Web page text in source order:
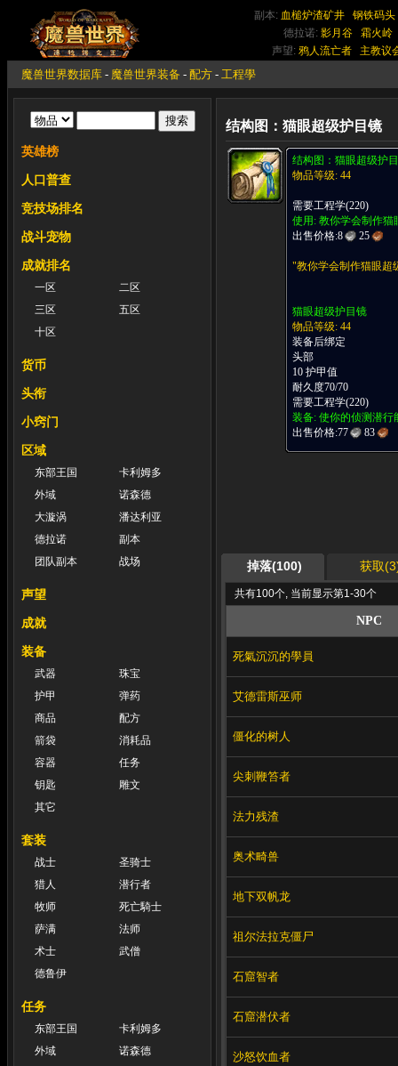
副本: 血槌炉渣矿井
钢铁码头
德拉诺: 影月谷
霜火岭
声望: 鸦人流亡者 主教议
魔兽世界数据库 - 魔兽世界装备 - 配方 - 工程學
英雄榜
人口普查
竞技场排名
战斗宠物
成就排名
一区
二区
三区
五区
十区
货币
头衔
小窍门
区域
东部王国
卡利姆多
外域
诺森德
大漩涡
潘达利亚
德拉诺
副本
团队副本
战场
声望
成就
装备
武器
珠宝
护甲
弹药
商品
配方
箭袋
消耗品
容器
任务
钥匙
雕文
其它
套装
战士
圣骑士
猎人
潜行者
牧师
死亡騎士
萨满
法师
术士
武僧
德鲁伊
任务
东部王国
卡利姆多
外域
诺森德
结构图：猫眼超级护目镜
结构图：猫眼超级护
物品等级: 44
需要工程学(220)
使用: 教你学会制作猫
出售价格:8 25
"教你学会制作猫眼超
猫眼超级护目镜
物品等级: 44
装备后绑定
头部
10 护甲值
耐久度70/70
需要工程学(220)
装备: 使你的侦测潜行
出售价格:77 83
掉落(100) 获取
共有100个, 当前显示第1-30个
NPC
死氣沉沉的學員
艾德雷斯巫师
僵化的树人
尖刺鞭笞者
法力残渣
奥术畸兽
地下双帆龙
祖尔法拉克僵尸
石窟智者
石窟潜伏者
沙怒饮血者